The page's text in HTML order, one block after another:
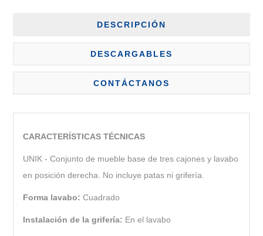
DESCRIPCIÓN
DESCARGABLES
CONTÁCTANOS
CARACTERÍSTICAS TÉCNICAS
UNIK - Conjunto de mueble base de tres cajones y lavabo
en posición derecha. No incluye patas ni grifería.
Forma lavabo:Cuadrado
Instalación de la grifería: En el lavabo